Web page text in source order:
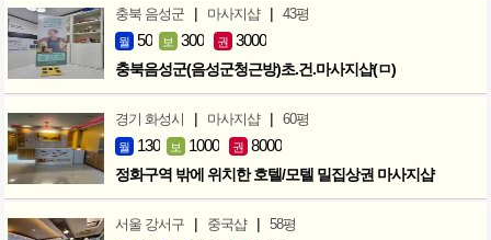
충북 음성군 | 마사지샵 | 43평
월 50 보 300 권 3000
충북음성군(음성군청근방)초.건.마사지샵(ㅁ)
경기 화성시 | 마사지샵 | 60평
월 130 보 1000 권 8000
정화구역 밖에 위치한 호텔/모텔 밀집상권 마사지샵
서울 강서구 | 중국샵 | 58평